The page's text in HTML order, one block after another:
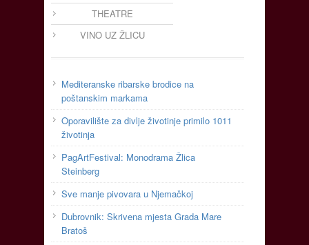
THEATRE
VINO UZ ŽLICU
Mediteranske ribarske brodice na
poštanskim markama
Oporavilište za divlje životinje primilo 1011
životinja
PagArtFestival: Monodrama Žlica
Steinberg
Sve manje pivovara u Njemačkoj
Dubrovnik: Skrivena mjesta Grada Mare
Bratoš